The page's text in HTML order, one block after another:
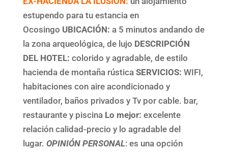
estupendo para tu estancia en
Ocosingo UBICACIÓN: a 5 minutos andando de
la zona arqueológica, de lujo DESCRIPCIÓN
DEL HOTEL: colorido y agradable, de estilo
hacienda de montaña rústica SERVICIOS: WIFI,
habitaciones con aire acondicionado y
ventilador, baños privados y Tv por cable. bar,
restaurante y piscina Lo mejor: excelente
relación calidad-precio y lo agradable del
lugar. OPINIÓN PERSONAL: es una opción